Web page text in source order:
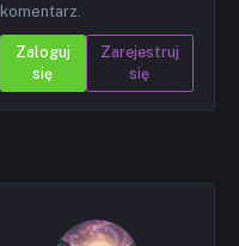
komentarz.
Zaloguj
się
Zarejestruj
się